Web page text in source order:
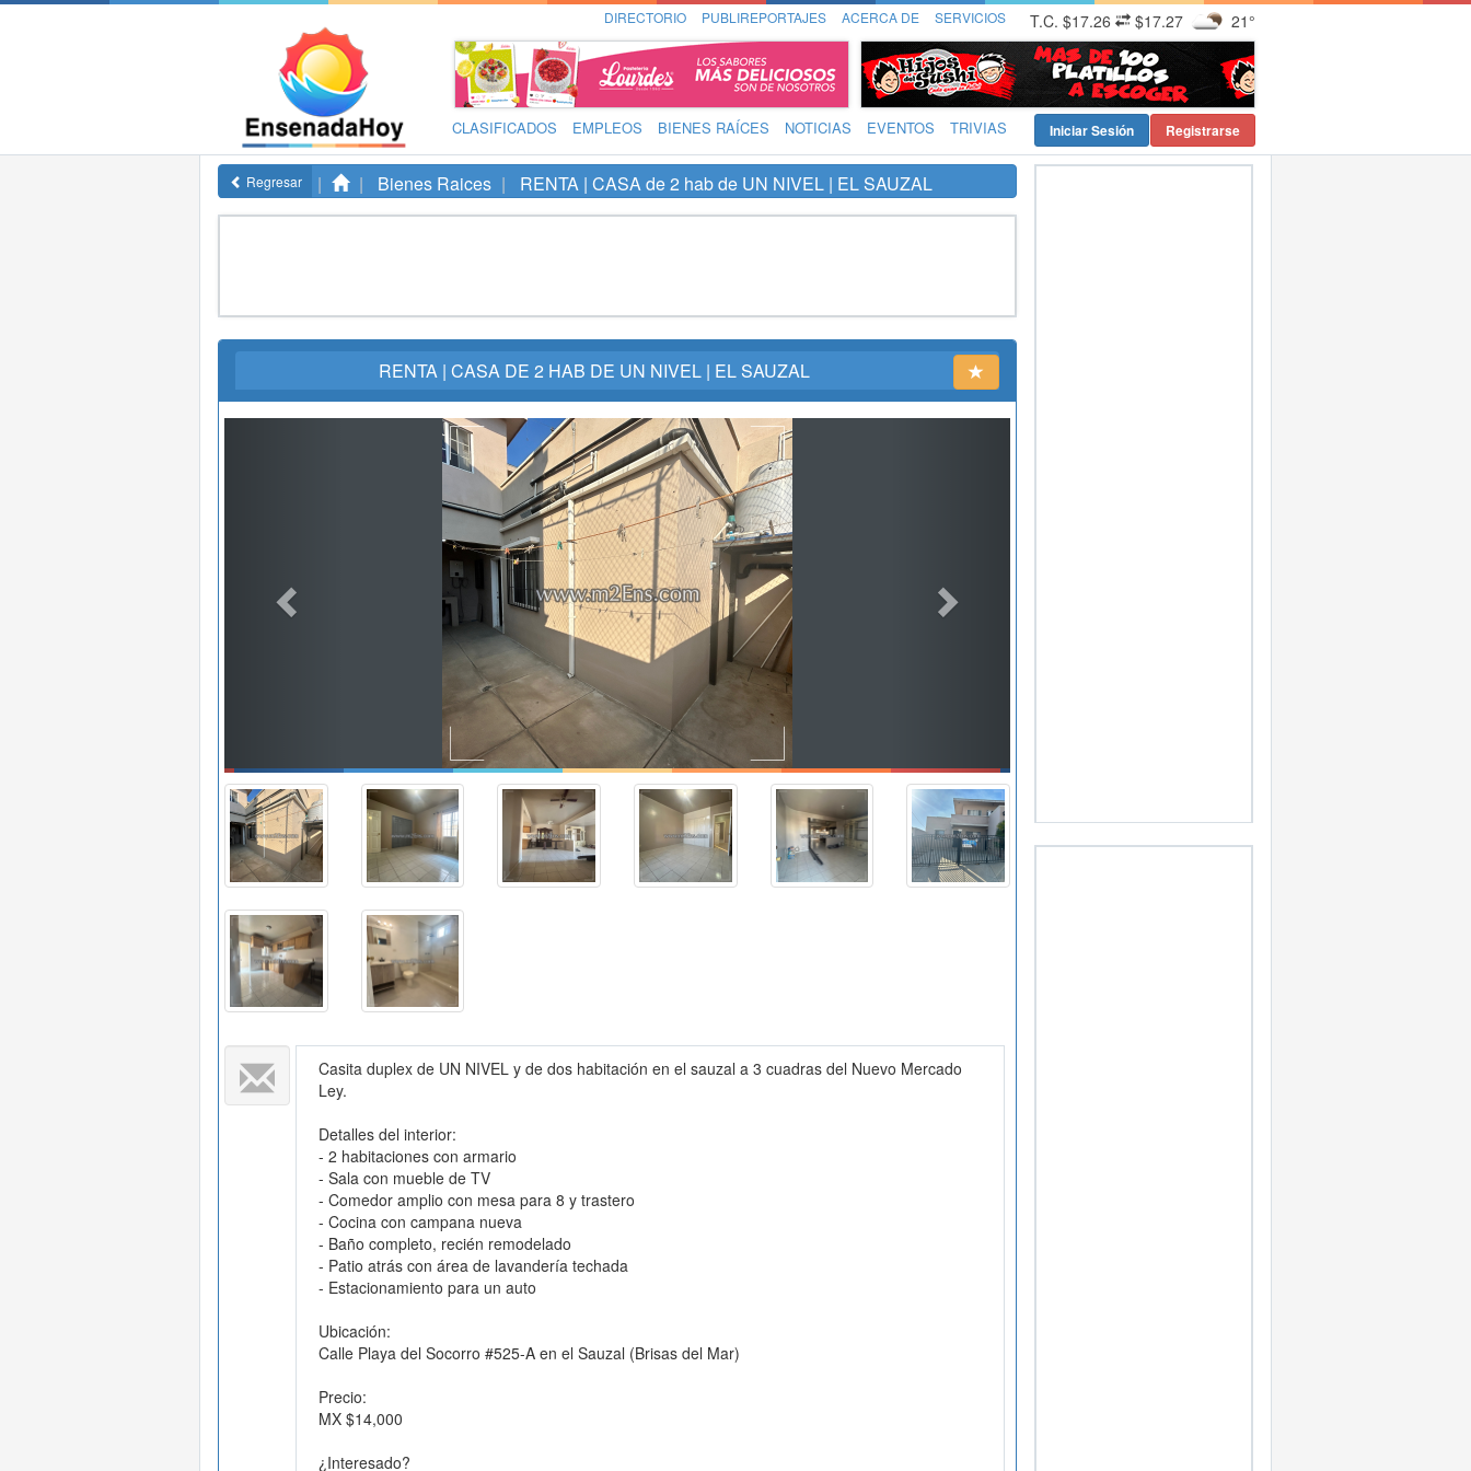
DIRECTORIO PUBLIREPORTAJES ACERCA DE SERVICIOS T.C. $17.26 $17.27 21°
CLASIFICADOS EMPLEOS BIENES RAÍCES NOTICIAS EVENTOS TRIVIAS Registrarse
Iniciar Sesión
Regresar Bienes Raices RENTA | CASA de 2 hab de UN NIVEL | EL SAUZAL
RENTA | CASA DE 2 HAB DE UN NIVEL | EL SAUZAL
Casita duplex de UN NIVEL y de dos habitación en el sauzal a 3 cuadras del Nuevo Mercado
Ley.
Detalles del interior:
- 2 habitaciones con armario
- Sala con mueble de TV
- Comedor amplio con mesa para 8 y trastero
- Cocina con campana nueva
- Baño completo, recién remodelado
- Patio atrás con área de lavandería techada
- Estacionamiento para un auto
Ubicación:
Calle Playa del Socorro #525-A en el Sauzal (Brisas del Mar)
Precio:
MX $14,000
¿Interesado?